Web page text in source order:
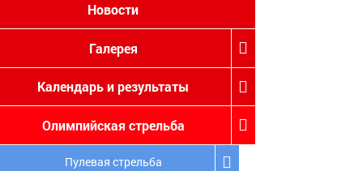
Новости
Галерея
Календарь и результаты
Олимпийская стрельба
Пулевая стрельба